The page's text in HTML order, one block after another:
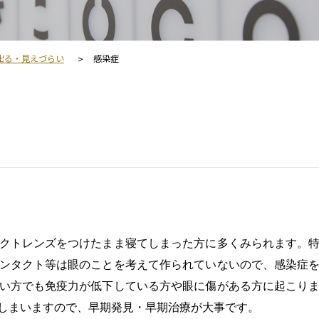
る・見えづらい 感染症
トレンズをつけたまま寝てしまった方に多くみられます。
タクト等は眼のことを考えて作られていないので、感染症
方でも免疫力が低下している方や眼に傷がある方に起こり
いますので、早期発見・早期治療が大事です。